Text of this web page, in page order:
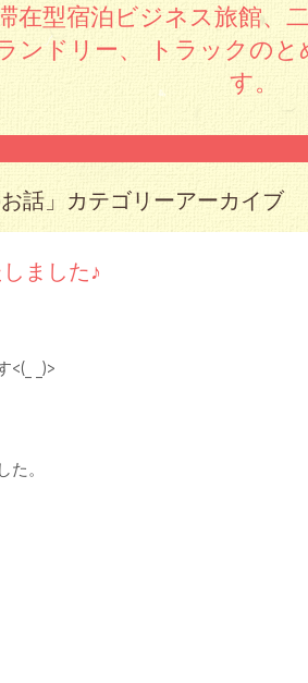
型宿泊ビジネス旅館、
ドリー、 トラックのと
す。
話 」カテゴリーアーカイブ
ました♪
_)>
。